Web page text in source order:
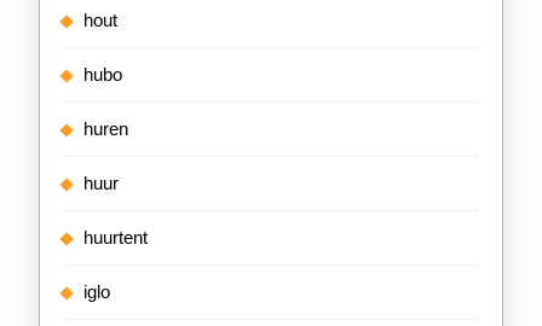
hout
hubo
huren
huur
huurtent
iglo